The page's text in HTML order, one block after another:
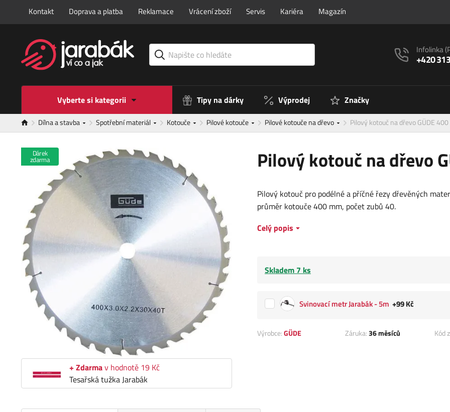
Kontakt Doprava a platba Reklamace Vrácení zboží Servis Kariéra Magazín
Infolinka
+420
Vyberte si kategorii Tipy na dárky Výprodej Značky
Dílna a stavba Spotřební materiál Kotouče Pilové kotouče Pilové kotouče na dřevo Pilový kotouč na dřevo GÜDE
Pilový kotouč na dřevo
Dárek
zdarma
+ Zdarmav hodnotě 19 Kč
Tesařská tužka Jarabák
Pilový kotouč pro podélné a příčné řezy dřevěných
průměr kotouče 400 mm, počet zubů 40.
Celý popis
Skladem 7 ks
Svinovací metr Jarabák - 5m +99 Kč
Výrobce:GÜDE Záruka:36 měsíců Kód